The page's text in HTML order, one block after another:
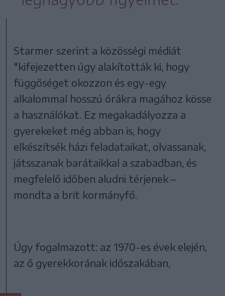
Starmer szerint a közösségi médiát
"kifejezetten úgy alakították ki, hogy
függőséget okozzon és egy-egy
alkalommal hosszú órákra magához kösse
a használókat. Ez megakadályozza a
gyerekeket még abban is, hogy
elkészítsék házi feladataikat, olvassanak,
játsszanak barátaikkal a szabadban, és
megfelelő időben aludni térjenek –
mondta a brit kormányfő.
Úgy fogalmazott: az 1970-es évek elején,
az ő gyerekkorának időszakában,